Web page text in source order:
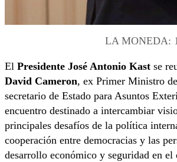
LA MONEDA:
El Presidente José Antonio Kast se
David Cameron, ex Primer Ministro
secretario de Estado para Asuntos
encuentro destinado a intercambiar
principales desafíos de la política
cooperación entre democracias y las
desarrollo económico y seguridad en el